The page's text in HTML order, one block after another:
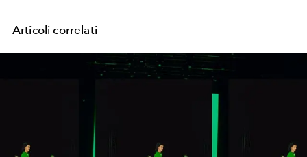
Articoli correlati